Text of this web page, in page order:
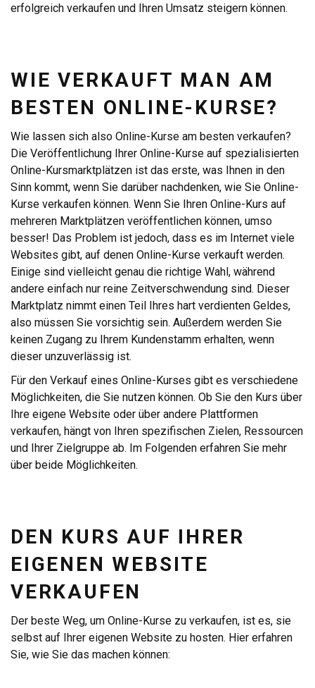
erfolgreich verkaufen und Ihren Umsatz steigern können.
WIE VERKAUFT MAN AM
BESTEN ONLINE-KURSE?
Wie lassen sich also Online-Kurse am besten verkaufen?
Die Veröffentlichung Ihrer Online-Kurse auf spezialisierten
Online-Kursmarktplätzen ist das erste, was Ihnen in den
Sinn kommt, wenn Sie darüber nachdenken, wie Sie Online-
Kurse verkaufen können. Wenn Sie Ihren Online-Kurs auf
mehreren Marktplätzen veröffentlichen können, umso
besser! Das Problem ist jedoch, dass es im Internet viele
Websites gibt, auf denen Online-Kurse verkauft werden.
Einige sind vielleicht genau die richtige Wahl, während
andere einfach nur reine Zeitverschwendung sind. Dieser
Marktplatz nimmt einen Teil Ihres hart verdienten Geldes,
also müssen Sie vorsichtig sein. Außerdem werden Sie
keinen Zugang zu Ihrem Kundenstamm erhalten, wenn
dieser unzuverlässig ist.
Für den Verkauf eines Online-Kurses gibt es verschiedene
Möglichkeiten, die Sie nutzen können. Ob Sie den Kurs über
Ihre eigene Website oder über andere Plattformen
verkaufen, hängt von Ihren spezifischen Zielen, Ressourcen
und Ihrer Zielgruppe ab. Im Folgenden erfahren Sie mehr
über beide Möglichkeiten.
DEN KURS AUF IHRER
EIGENEN WEBSITE
VERKAUFEN
Der beste Weg, um Online-Kurse zu verkaufen, ist es, sie
selbst auf Ihrer eigenen Website zu hosten. Hier erfahren
Sie, wie Sie das machen können: